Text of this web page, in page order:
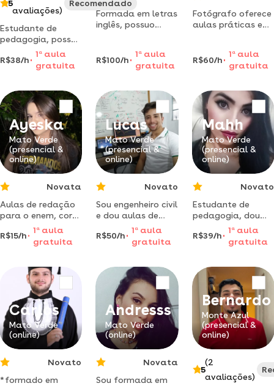
5
avaliações)
Recomendado
Estudante de
pedagogia, posso
trabalhar com
alunos com
necessidades
ano do
fundamental i. eja,
etc.
R$38/h
1 aaula
gratuita
Formada em letras
inglês, possuo
mestrado em
ensino, linguagens
atualmete
cursando uma
segunda
licenciatura em
português e
especialização em
educação inclus
R$100/h
1 a aula
gratuita
Fotógrafo oferece
aulas práticas e
retrato, produto) -
florianópolis/sc
R$60/h
1 aaula
gratuita
Ayeska
Mato Verde
(presencial &
online)
Novata
Aulas de redação
para o enem, corre
que dá tempo de
tirar +900
R$15/h
1 a aula
gratuita
Lucas
Mato Verde
(presencial &
online)
Novato
Sou engenheiro civil
e dou aulas de
reforço para o
ensino médio em
minas gerais.
R$50/h
1 a aula
gratuita
Mahh
Mato Verde
(presencial &
online)
Novato
Estudante de
pedagogia, dou
aulas de reforço
nas matérias
pedagógicas
português,
ciências,
geografia, história
e etc..
R$39/h
1 aaula
gratuita
Carlos
Mato Verde
(online)
Novato
*formado em
Andresss
Mato Verde
(online)
Novata
Sou formada em
Bernardo
Monte Azul
(presencial &
online)
5
(2
avaliações)